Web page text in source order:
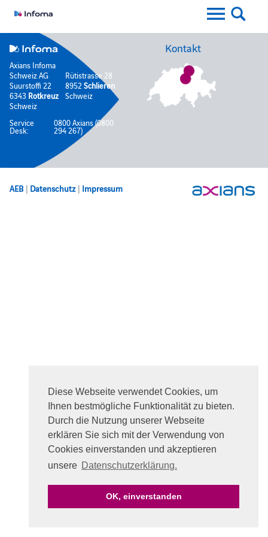
Diese Webseite verwendet Cookies, um
Ihnen bestmögliche Funktionalität zu bieten.
Durch die Nutzung unserer Webseite
erklären Sie sich mit der Verwendung von
Cookies einverstanden und akzeptieren
unsere Datenschutzerklärung.
OK, einverstanden
Axians Infoma
Schweiz AG
Suurstoffi 22
6343 Rotkreuz
Schweiz
Rütistrasse 28
8952Schlieren
Schweiz
Service
Desk:
0800 Axians (0800
294 267)
Kontakt
AEB | Datenschutz | Impressum